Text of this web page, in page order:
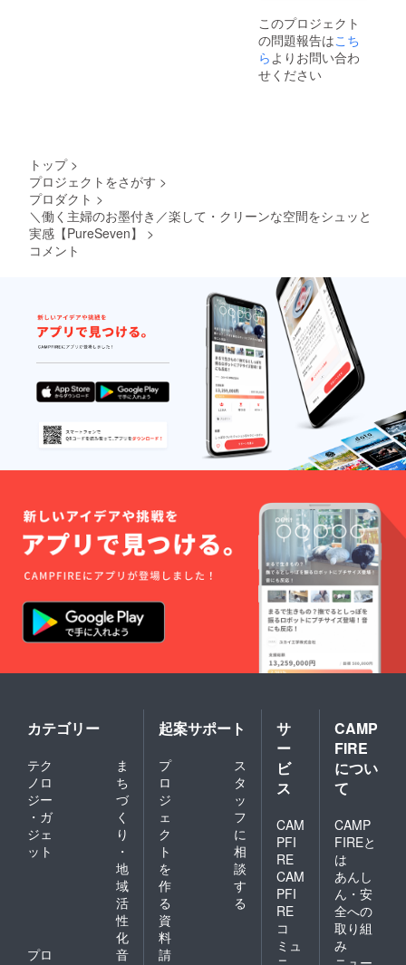
田）
このプロジェクト
の問題報告はこち
ら よりお問い合わ
せください
トップ >
プロジェクトをさがす >
プロダクト >
＼働く主婦のお墨付き／楽して・クリーンな空間をシュッと
実感【PureSeven】
>
コメント
カテゴリー
テク
ノロ
ジー
・ガ
ジェ
ット
ま
ち
づ
く
り
・
地
域
活
性
化
プロ
音
起案サポート
プ
ロ
ジ
ェ
ク
ト
を
作
る
ス
タ
ッ
フ
に
相
談
す
る
資
料
請
サ
ー
ビ
ス
CAM
PFI
RE
CAM
PFI
RE
コ
ミュ
CAMP
FIRE
につい
て
CAMP
FIREと
は
あんし
ん・安
全への
取り組
み